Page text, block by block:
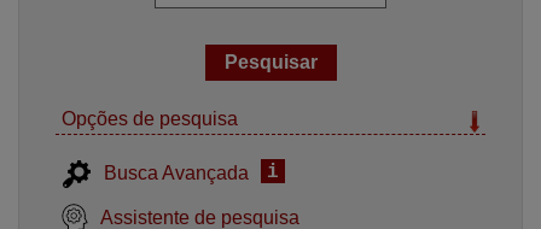
Opções de pesquisa
Busca Avançada i
Assistente de pesquisa